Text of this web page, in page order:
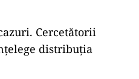
Cercetătorii
distribuția